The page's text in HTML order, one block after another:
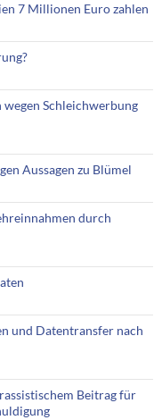
7 Millionen Euro zahlen
wegen Schleichwerbung
Aussagen zu Blümel
durch
und Datentransfer nach
Beitrag für